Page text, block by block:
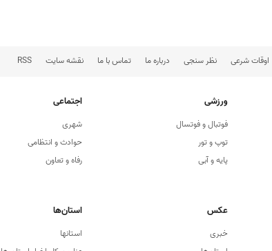
اوقات شرعی نظر سنجی درباره ما تماس با ما نقشه سایت RSS
ورزشی
فوتبال و فوتسال
توپ و تور
پایه و آبی
اجتماعی
شهری
حوادث و انتظامی
رفاه و تعاون
عکس
خبری
استان‌ها
استانها